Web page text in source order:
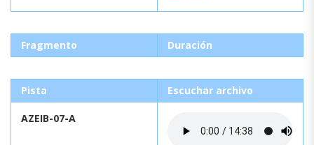
Fragmento Duración
Pista Escuchar archivo
AZEIB-07-A